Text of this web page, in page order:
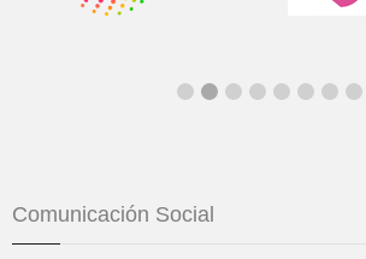
Comunicación Social